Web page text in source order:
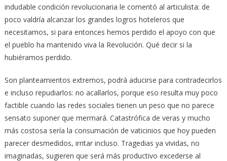
indudable condición revolucionaria le comentó al articulista: de
poco valdría alcanzar los grandes logros hoteleros que
necesitamos, si para entonces hemos perdido el apoyo con que
el pueblo ha mantenido viva la Revolución. Qué decir si la
hubiéramos perdido.
Son planteamientos extremos, podrá aducirse para contradecirlos
e incluso repudiarlos: no acallarlos, porque eso resulta muy poco
factible cuando las redes sociales tienen un peso que no parece
sensato suponer que mermará. Catastrófica de veras y mucho
más costosa sería la consumación de vaticinios que hoy pueden
parecer desmedidos, irritar incluso. Tragedias ya vividas, no
imaginadas, sugieren que será más productivo excederse al